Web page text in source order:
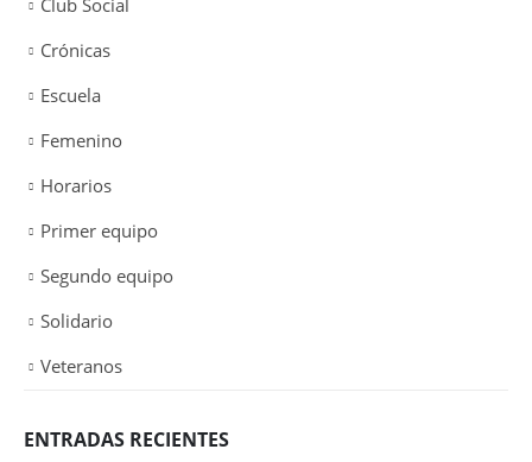
Crónicas
Escuela
Femenino
Horarios
Primer equipo
Segundo equipo
Solidario
Veteranos
ENTRADAS RECIENTES